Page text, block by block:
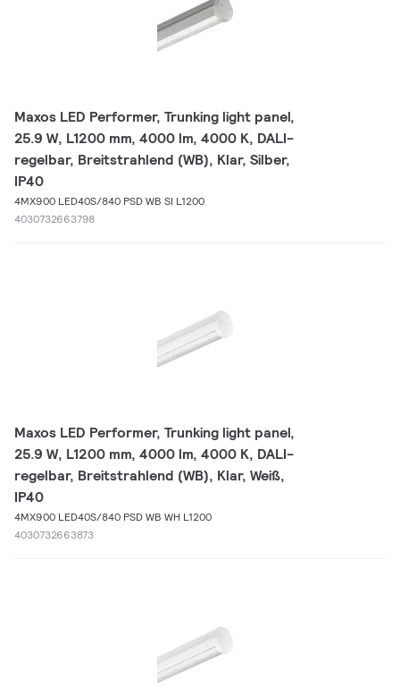
Maxos LED Performer, Trunking light panel,
25.9 W, L1200 mm, 4000 lm, 4000 K, DALI-
regelbar, Breitstrahlend (WB), Klar, Silber,
IP40
4MX900 LED40S/840 PSD WB SI L1200
4030732663798
Maxos LED Performer, Trunking light panel,
25.9 W, L1200 mm, 4000 lm, 4000 K, DALI-
regelbar, Breitstrahlend (WB), Klar, Weiß,
IP40
4MX900 LED40S/840 PSD WB WH L1200
4030732663873